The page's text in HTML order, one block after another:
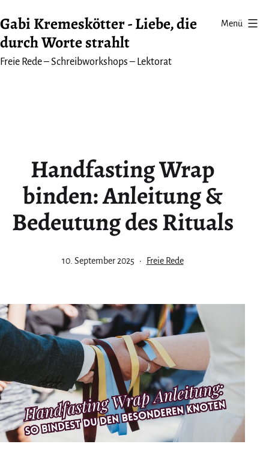
Inhalt
springen
Gabi Kremeskötter - Liebe, die
durch Worte strahlt
Freie Rede – Schreibworkshops – Lektorat
Menü
Handfasting Wrap
binden: Anleitung &
Bedeutung des Rituals
Veröffentlicht
10. September 2025
Kategorisiert
Freie Rede